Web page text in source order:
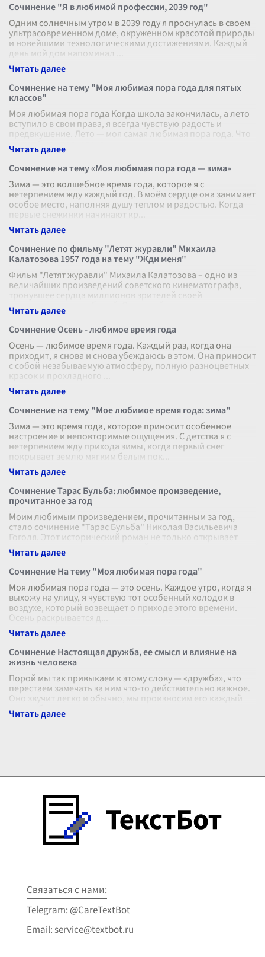
Сочинение "Я в любимой профессии, 2039 год"
Одним солнечным утром в 2039 году я проснулась в своем
ультрасовременном доме, окруженном красотой природы
и новейшими технологическими достижениями. Каждый
день мой дом напоминал
Сочинение на тему "Моя любимая пора года для пятых
классов"
Моя любимая пора года Когда школа закончилась, а лето
вступило в свои права, я всегда чувствую радость и
предвкушение. Лето — моя самая любимая пора года. Что
может быть прекрасне
Сочинение на тему «Моя любимая пора года — зима»
Зима — это волшебное время года, которое я с
нетерпением жду каждый год. В моём сердце она занимает
особое место, наполняя душу теплом и радостью. Когда
первые снежинки начинают кр
Сочинение по фильму "Летят журавли" Михаила
Калатозова 1957 года на тему "Жди меня"
Фильм "Летят журавли" Михаила Калатозова – одно из
величайших произведений советского кинематографа,
тронувшее сердца миллионов зрителей своей
искренностью и глубиной. Основной мот
Сочинение Осень - любимое время года
Осень — любимое время года. Каждый раз, когда она
приходит, я снова и снова убеждаюсь в этом. Она приносит
с собой незабываемую атмосферу, полную разноцветных
красок и прохладного
Сочинение на тему "Мое любимое время года: зима"
Зима — это время года, которое приносит особенное
настроение и неповторимые ощущения. С детства я с
нетерпением жду прихода зимы, когда первый снег
покрывает землю мягким белым пок
Сочинение Тарас Бульба: любимое произведение,
прочитанное за год
Моим любимым произведением, прочитанным за год,
стало сочинение "Тарас Бульба" Николая Васильевича
Гоголя. Этот исторический роман не только открывает
перед читателем захватывающий
Сочинение На тему "Моя любимая пора года"
Моя любимая пора года — это осень. Каждое утро, когда я
выхожу на улицу, я чувствую тот особенный холодок в
воздухе, который возвещает о приходе этого времени.
Осень раскрывается д
Сочинение Настоящая дружба, ее смысл и влияние на
жизнь человека
Порой мы так привыкаем к этому слову — «дружба», что
перестаем замечать за ним что-то действительно важное.
Оно звучит легко и обычно, мы произносим его каждый
день, обращаясь к од
Связаться с нами:
Telegram: @CareTextBot
Email: service@textbot.ru